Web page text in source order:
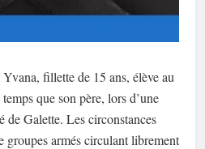
fillette de 15 ans, élève au
que son père, lors d’une
de Galette. Les circonstances
groupes armés circulant librement